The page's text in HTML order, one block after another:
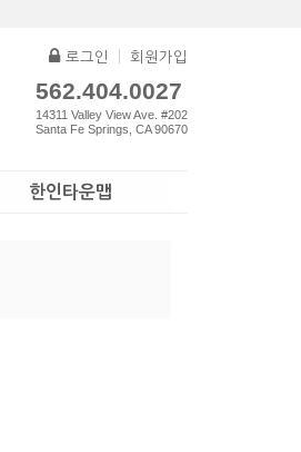
로그인 회원가입
562.404.0027
14311 Valley View Ave. #202
Santa Fe Springs, CA 90670
한인타운맵